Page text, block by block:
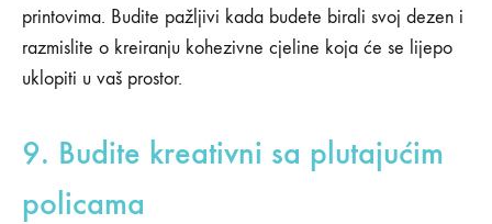
printovima. Budite pažljivi kada budete birali svoj dezen i
razmislite o kreiranju kohezivne cjeline koja će se lijepo
uklopiti u vaš prostor.
9. Budite kreativni sa plutajućim
policama